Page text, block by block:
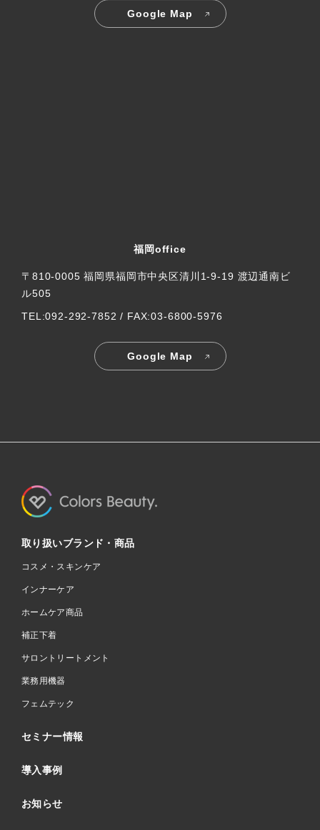
Google Map
福岡office
〒810-0005 福岡県福岡市中央区清川1-9-19 渡辺通南ビ
ル505
TEL:092-292-7852 / FAX:03-6800-5976
Google Map
取り扱いブランド・商品
コスメ・スキンケア
インナーケア
ホームケア商品
補正下着
サロントリートメント
業務用機器
フェムテック
セミナー情報
導入事例
お知らせ